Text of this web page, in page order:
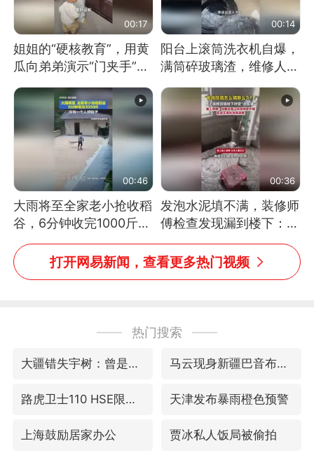
00:17
姐姐的“硬核教育”，用黄
瓜向弟弟演示“门夹手”，
网友：果然言传不如身
教！
00:14
阳台上滚筒洗衣机自爆，
满筒碎玻璃渣，维修人员
称是人为原因，从未见过
洗衣机自爆
00:46
大雨将至全家老小抢收稻
谷，6分钟收完1000斤，
没有一个人掉链子
00:36
发泡水泥填不满，装修师
傅检查发现漏到楼下：出
风口未延伸到外墙
打开网易新闻，查看更多热门视频
热门搜索
大疆错失宇树：曾是宇树最大外部股东 马云现身新疆巴音布鲁克草原
路虎卫士110 HSE限时降价 天津发布暴雨橙色预警
上海鼓励居家办公 贾冰私人饭局被偷拍